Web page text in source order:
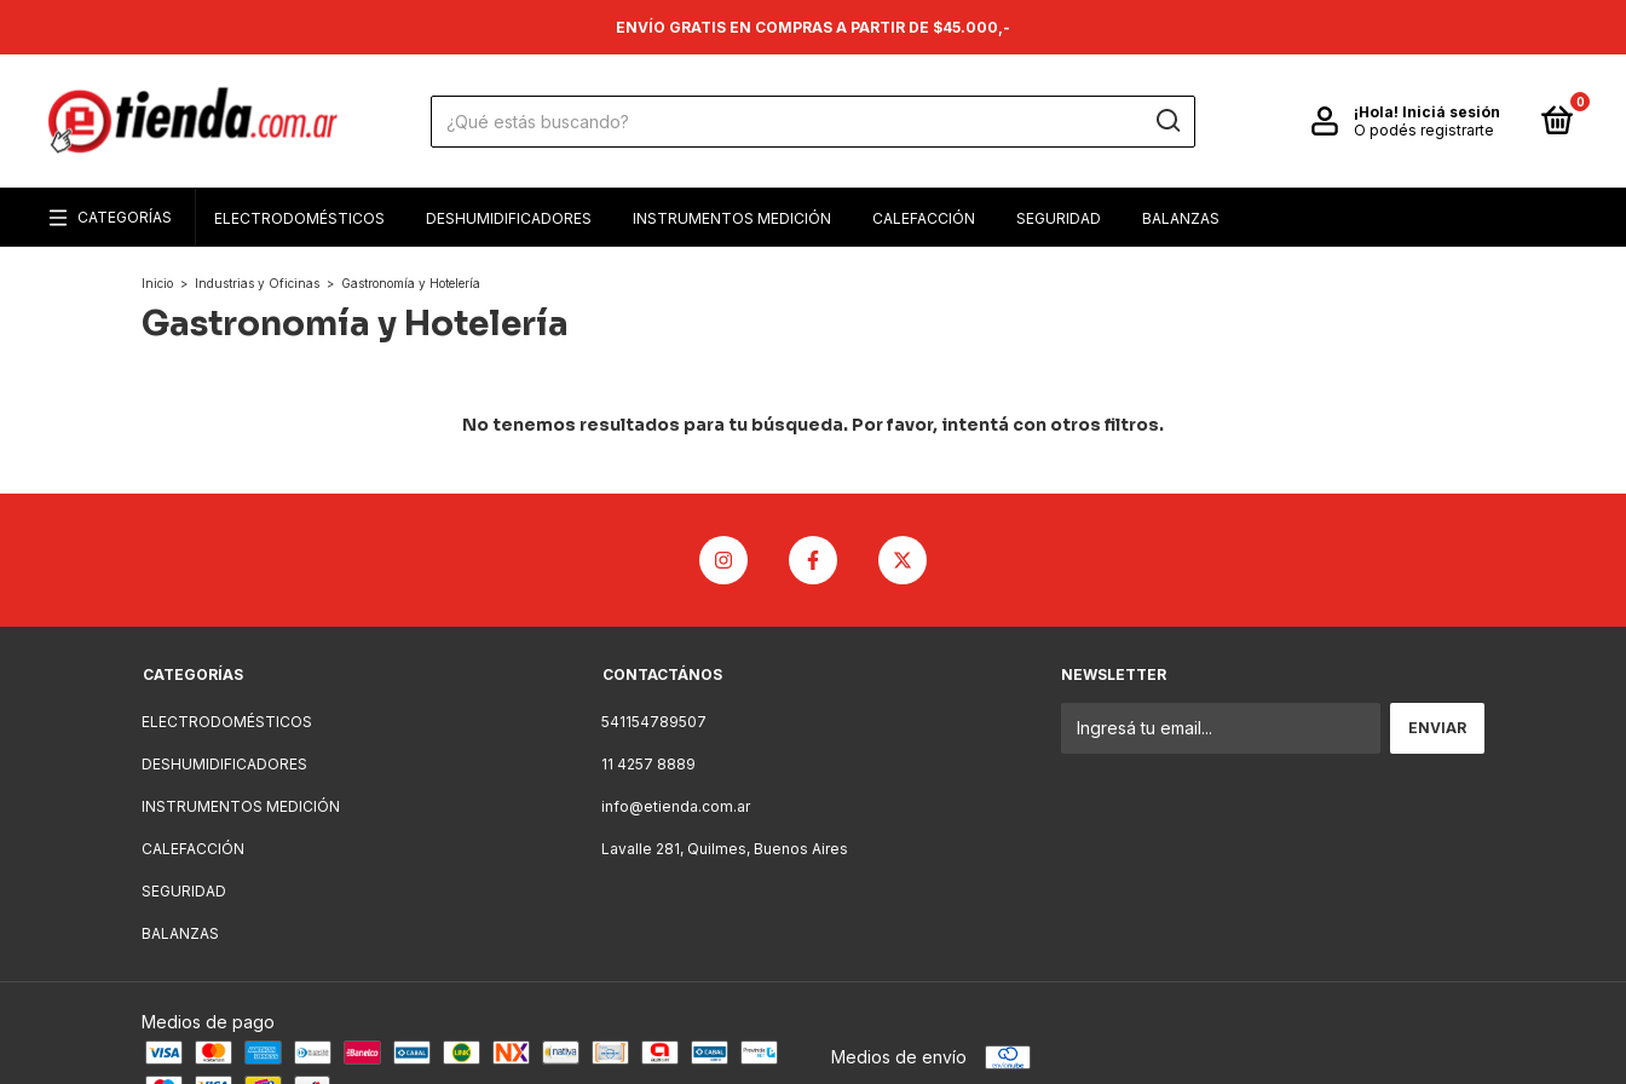
ENVÍO GRATIS EN COMPRAS A PARTIR DE $45.000,-
¡Hola! Iniciá sesión
O podés registrarte
0
CATEGORÍAS ELECTRODOMÉSTICOS DESHUMIDIFICADORES INSTRUMENTOS MEDICIÓN CALEFACCIÓN SEGURIDAD BALANZAS
Inicio > Industrias y Oficinas > Gastronomía y Hotelería
Gastronomía y Hotelería
No tenemos resultados para tu búsqueda. Por favor, intentá con otros filtros.
CATEGORÍAS
ELECTRODOMÉSTICOS
DESHUMIDIFICADORES
INSTRUMENTOS MEDICIÓN
CALEFACCIÓN
SEGURIDAD
BALANZAS
CONTACTÁNOS
541154789507
11 4257 8889
info@etienda.com.ar
Lavalle 281, Quilmes, Buenos Aires
NEWSLETTER
Medios de pago
Medios de envío